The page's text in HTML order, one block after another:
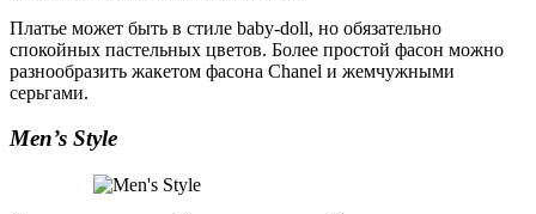
Платье может быть в стиле baby-doll, но обязательно
спокойных пастельных цветов. Более простой фасон можно
разнообразить жакетом фасона Chanel и жемчужными
серьгами.
Men’s Style